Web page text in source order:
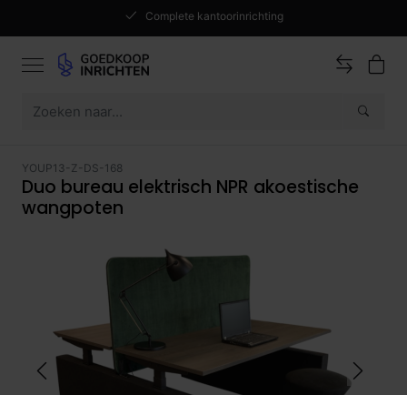
Complete kantoorinrichting
YOUP13-Z-DS-168
Duo bureau elektrisch NPR akoestische
wangpoten